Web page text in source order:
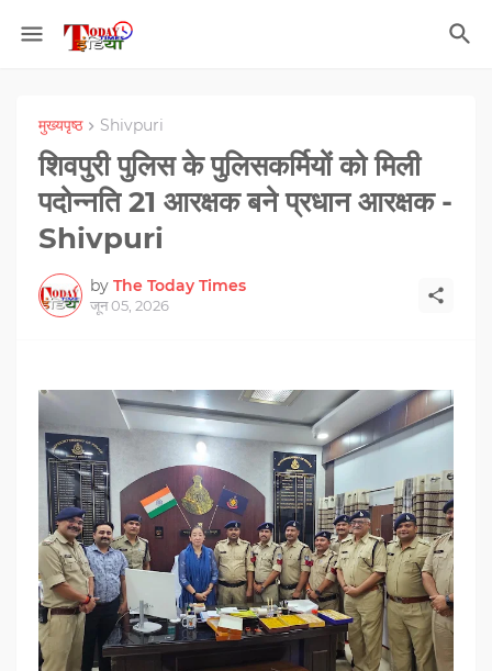
मुख्यपृष्ठ Shivpuri
शिवपुरी पुलिस के पुलिसकर्मियों को मिली
पदोन्नति 21 आरक्षक बने प्रधान आरक्षक -
Shivpuri
by The Today Times
जून 05, 2026